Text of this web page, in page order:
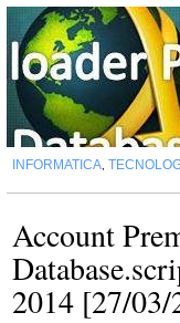
INFORMATICA
Account
2014 [27/03/